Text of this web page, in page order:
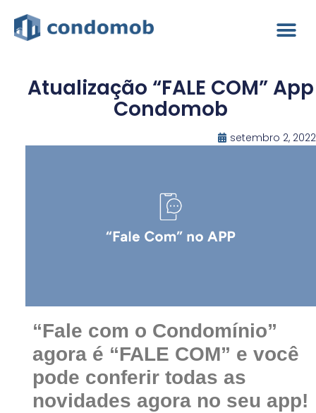
Atualização “FALE COM” App
Condomob
setembro 2, 2022
“Fale com o Condomínio”
agora é “FALE COM” e você
pode conferir todas as
novidades agora no seu app!